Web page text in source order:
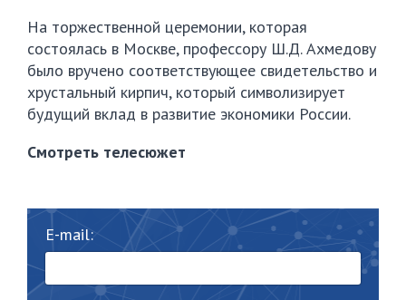
На торжественной церемонии, которая
состоялась в Москве, профессору Ш.Д. Ахмедову
было вручено соответствующее свидетельство и
хрустальный кирпич, который символизирует
будущий вклад в развитие экономики России.
Смотреть телесюжет
E-mail: